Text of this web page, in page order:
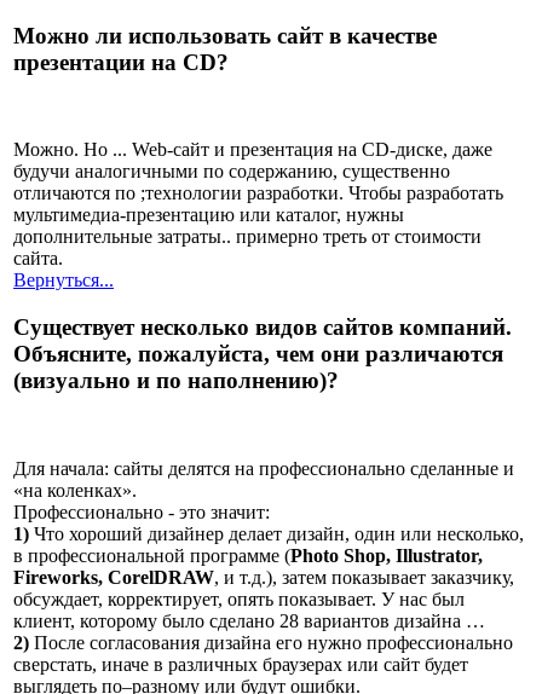
Можно ли использовать сайт в качестве
презентации на CD?
Можно. Но ... Web-сайт и презентация на CD-диске, даже
будучи аналогичными по содержанию, существенно
отличаются по ;технологии разработки. Чтобы разработать
мультимедиа-презентацию или каталог, нужны
дополнительные затраты.. примерно треть от стоимости
сайта.
Вернуться...
Существует несколько видов сайтов компаний.
Объясните, пожалуйста, чем они различаются
(визуально и по наполнению)?
Для начала: сайты делятся на профессионально сделанные и
«на коленках».
Профессионально - это значит:
1) Что хороший дизайнер делает дизайн, один или несколько,
в профессиональной программе (Photo Shop, Illustrator,
Fireworks, CorelDRAW, и т.д.), затем показывает заказчику,
обсуждает, корректирует, опять показывает. У нас был
клиент, которому было сделано 28 вариантов дизайна …
2) После согласования дизайна его нужно профессионально
сверстать, иначе в различных браузерах или сайт будет
выглядеть по–разному или будут ошибки.